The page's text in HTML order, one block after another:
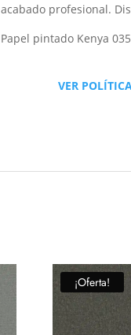
acabado profesional.
Papel pintado Kenya 035
VER
¡Oferta!